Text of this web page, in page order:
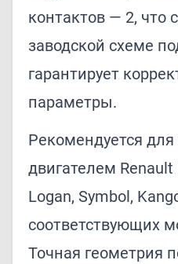
контактов — 2, что
заводской схеме
гарантирует
параметры.
Рекомендуется
двигателем
Logan, Symbol,
соответствующих
Точная геометрия